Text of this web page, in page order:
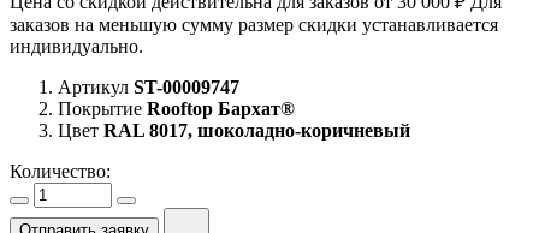
заказов на меньшую сумму размер скидки устанавливается
индивидуально.
Артикул ST-00009747
Покрытие Rooftop Бархат®
Цвет RAL 8017, шоколадно-коричневый
Количество: